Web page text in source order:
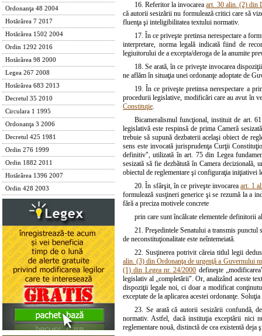
Ordonanţa 48 2004
Hotărârea 7 2017
Hotărârea 1502 2004
Ordin 1292 2016
Hotărârea 98 2000
Legea 267 2008
Hotărârea 683 2013
Decretul 35 2010
Circulara 1 1995
Ordonanţa 3 2006
Decretul 425 1981
Ordin 276 1999
Ordin 1882 2011
Hotărârea 1396 2007
Ordin 428 2003
16. Referitor la invocareaart. 30 alin. (2) din
că autorii sesizării nu formulează critici care să
fluenţa şi inteligibilitatea textului normativ.
17. În ce priveşte pretinsa nerespectare a
interpretare, norma legală indicată fiind de
legiuitorului de a excepta/deroga de la anumite
18. Se arată, în ce priveşte invocarea
ne aflăm în situaţia unei ordonanţe adoptate de
19. În ce priveşte pretinsa nerespectare a
procedurii legislative, modificări care au avut în
Constituţie.
Bicameralismul funcţional, instituit de art.
legislativă este respinsă de prima Cameră
trebuie să supună dezbaterii acelaşi obiect de
sens este invocată jurisprudenţa Curţii
definitiv", utilizată în art. 75 din Legea
sesizată să fie dezbătută în Camera
obiectul de reglementare şi configuraţia iniţiativei
20. În sfârşit, în ce priveşte invocareaart. 1
formulează susţineri generice şi se rezumă la a
fără a preciza motivele concrete
prin care sunt încălcate elementele
21. Preşedintele Senatului a transmis punctul
de neconstituţionalitate este neîntemeiată.
22. Susţinerea potrivit căreia titlul legii
alin. (3) din Ordonanţa de urgenţă a Guvernului
(1) din Legea nr. 24/2000 defineşte
legislativ al „completării". Or, analizând aceste
dispoziţii legale noi, ci doar a modificat
exceptate de la aplicarea acestei ordonanţe.
23. Se arată că autorii sesizării confundă,
normativ. Astfel, dacă instituţia exceptării nici
reglementare nouă, distinctă de cea existentă